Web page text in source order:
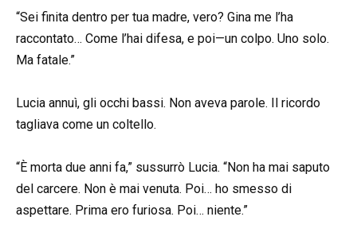
“Sei finita dentro per tua madre, vero? Gina me l’ha
raccontato… Come l’hai difesa, e poi—un colpo. Uno solo.
Ma fatale.”
Lucia annuì, gli occhi bassi. Non aveva parole. Il ricordo
tagliava come un coltello.
“È morta due anni fa,” sussurrò Lucia. “Non ha mai saputo
del carcere. Non è mai venuta. Poi… ho smesso di
aspettare. Prima ero furiosa. Poi… niente.”